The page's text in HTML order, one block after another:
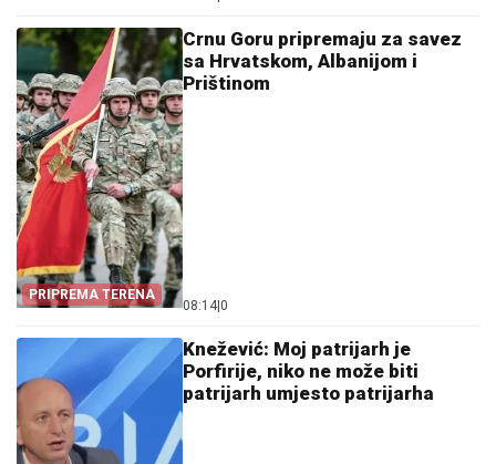
PRIPREMA TERENA
Crnu Goru pripremaju za savez
sa Hrvatskom, Albanijom i
Prištinom
08:14 0
Knežević: Moj patrijarh je
Porfirije, niko ne može biti
patrijarh umjesto patrijarha